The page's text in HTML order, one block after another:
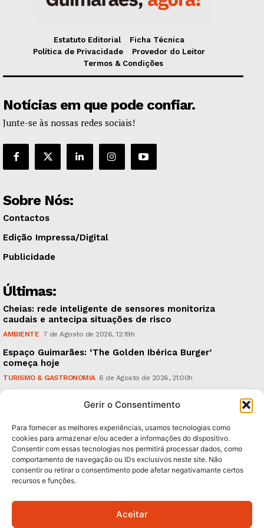
Gerir o Consentimento
Para fornecer as melhores experiências, usamos tecnologias como
cookies para armazenar e/ou aceder a informações do dispositivo.
Consentir com essas tecnologias nos permitirá processar dados, como
comportamento de navegação ou IDs exclusivos neste site. Não
consentir ou retirar o consentimento pode afetar negativamante certos
recursos e funções.
Aceitar
Estatuto Editorial
Ficha Técnica
Política de Privacidade
Provedor do Leitor
Termos & Condições
Notícias em que pode confiar.
Junte-se às nossas redes sociais!
Sobre Nós:
Contactos
Edição Impressa/Digital
Publicidade
Últimas:
Cheias: rede inteligente de sensores monitoriza
caudais e antecipa situações de risco
AMBIENTE 7 de Agosto de 2026, 12:19h
Espaço Guimarães: ‘The Golden Ibérica Burger’
começa hoje
TURISMO & GASTRONOMIA 6 de Agosto de 2026, 21:00h
Subscreva Newsletter:
QUERO ADERIR